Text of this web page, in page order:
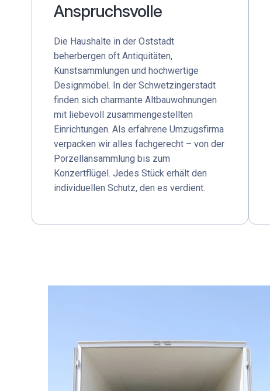
Anspruchsvolle
Die Haushalte in der Oststadt
beherbergen oft Antiquitäten,
Kunstsammlungen und hochwertige
Designmöbel. In der Schwetzingerstadt
finden sich charmante Altbauwohnungen
mit liebevoll zusammengestellten
Einrichtungen. Als erfahrene Umzugsfirma
verpacken wir alles fachgerecht – von der
Porzellansammlung bis zum
Konzertflügel. Jedes Stück erhält den
individuellen Schutz, den es verdient.